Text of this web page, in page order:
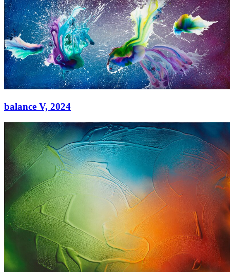
Acryl auf Leinwand
130 × 300 cm
balance V, 2024
balance V, 2024
Acryl auf Leinwand
130 × 300 cm